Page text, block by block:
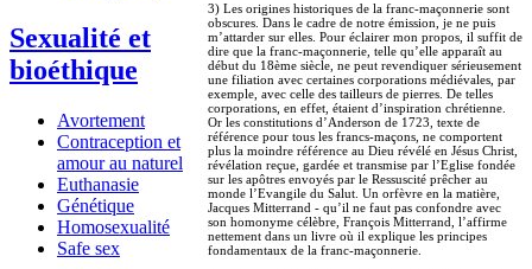
Sexualité et
bioéthique
Avortement
Contraception et
amour au naturel
Euthanasie
Génétique
Homosexualité
Safe sex
3) Les origines historiques de la franc-maçonnerie sont
obscures. Dans le cadre de notre émission, je ne puis
m’attarder sur elles. Pour éclairer mon propos, il suffit de
dire que la franc-maçonnerie, telle qu’elle apparaît au
début du 18ème siècle, ne peut revendiquer sérieusement
une filiation avec certaines corporations médiévales, par
exemple, avec celle des tailleurs de pierres. De telles
corporations, en effet, étaient d’inspiration chrétienne.
Or les constitutions d’Anderson de 1723, texte de
référence pour tous les francs-maçons, ne comportent
plus la moindre référence au Dieu révélé en Jésus Christ,
révélation reçue, gardée et transmise par l’Eglise fondée
sur les apôtres envoyés par le Ressuscité prêcher au
monde l’Evangile du Salut. Un orfèvre en la matière,
Jacques Mitterrand - qu’il ne faut pas confondre avec
son homonyme célèbre, François Mitterrand, l’affirme
nettement dans un livre où il explique les principes
fondamentaux de la franc-maçonnerie.